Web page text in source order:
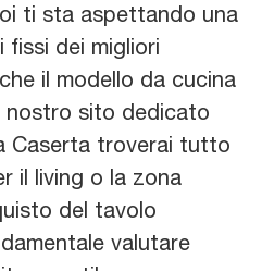
ti sta aspettando una
fissi dei migliori
il modello da cucina
sito dedicato
Caserta troverai tutto
il living o la zona
del tavolo
valutare